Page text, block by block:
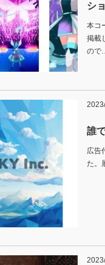
シ
本コ
掲載
の
誰
広告
た。